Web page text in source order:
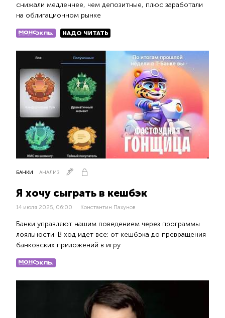
снижали медленнее, чем депозитные, плюс заработали
на облигационном рынке
НАДО ЧИТАТЬ
БАНКИ АНАЛИЗ
Я хочу сыграть в кешбэк
14 июля 2025, 06:00 Константин Пахунов
Банки управляют нашим поведением через программы
лояльности. В ход идет все: от кешбэка до превращения
банковских приложений в игру